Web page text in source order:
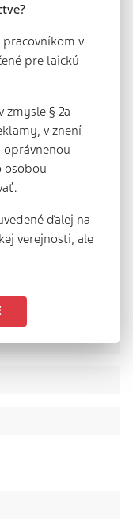
v
pre laickú
§ 2a
v znení
osobou
ďalej na
verejnosti, ale